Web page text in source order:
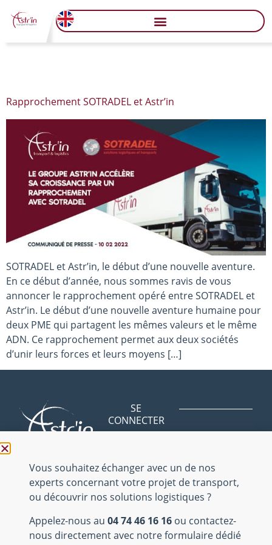
Rapprochement SOTRADEL et Astr’in
SOTRADEL et Astr’in, le début d’une nouvelle aventure.
En ce début d’année, nous sommes ravis de vous
annoncer le rapprochement opéré entre SOTRADEL et
Astr’in. Le début d’une nouvelle aventure humaine pour
deux PME qui partagent les mêmes valeurs et le même
ADN. Ce rapprochement permet aux deux sociétés
d’unir leurs forces et leurs moyens […]
SE
CONNECTER
CONTACTER
NOUS
REJOINDRE
01150 Saint
Vulbas
04 74 46 16 16
Mentions
Vous souhaitez échanger avec un de nos
experts concernant votre projet de transport,
ou découvrir nos solutions logistiques ?
Appelez-nous au 04 74 46 16 16 ou contactez-
nous directement avec notre formulaire dédié